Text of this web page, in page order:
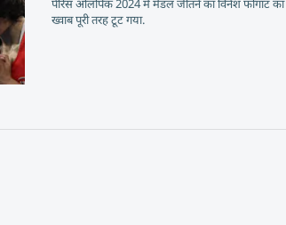
पेरिस ओलंपिक 2024 में मेडल जीतने का विनेश फोगाट का
ख्वाब पूरी तरह टूट गया.